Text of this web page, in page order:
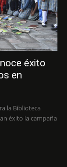
éxito
en
la Biblioteca